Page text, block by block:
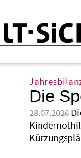
Die
28.07.2026